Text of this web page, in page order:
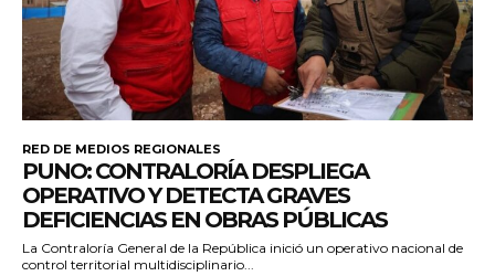
RED DE MEDIOS REGIONALES
PUNO: CONTRALORÍA DESPLIEGA
OPERATIVO Y DETECTA GRAVES
DEFICIENCIAS EN OBRAS PÚBLICAS
La Contraloría General de la República inició un operativo nacional de
control territorial multidisciplinario...